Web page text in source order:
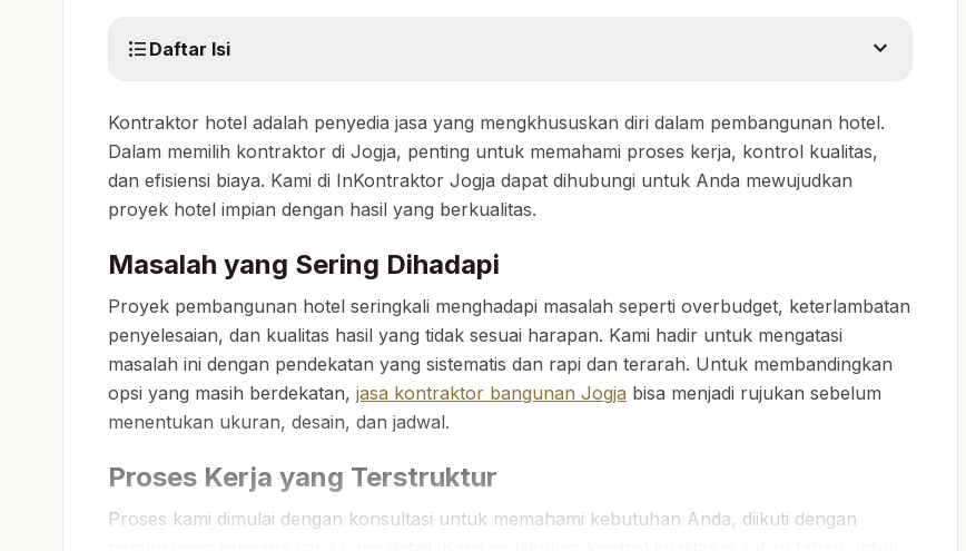
format_list_bulleted Daftar Isi expand_more
Kontraktor hotel adalah penyedia jasa yang mengkhususkan diri dalam pembangunan hotel.
Dalam memilih kontraktor di Jogja, penting untuk memahami proses kerja, kontrol kualitas,
dan efisiensi biaya. Kami di InKontraktor Jogja dapat dihubungi untuk Anda mewujudkan
proyek hotel impian dengan hasil yang berkualitas.
Masalah yang Sering Dihadapi
Proyek pembangunan hotel seringkali menghadapi masalah seperti overbudget, keterlambatan
penyelesaian, dan kualitas hasil yang tidak sesuai harapan. Kami hadir untuk mengatasi
masalah ini dengan pendekatan yang sistematis dan rapi dan terarah. Untuk membandingkan
opsi yang masih berdekatan, jasa kontraktor bangunan Jogja bisa menjadi rujukan sebelum
menentukan ukuran, desain, dan jadwal.
Proses Kerja yang Terstruktur
Proses kami dimulai dengan konsultasi untuk memahami kebutuhan Anda, diikuti dengan